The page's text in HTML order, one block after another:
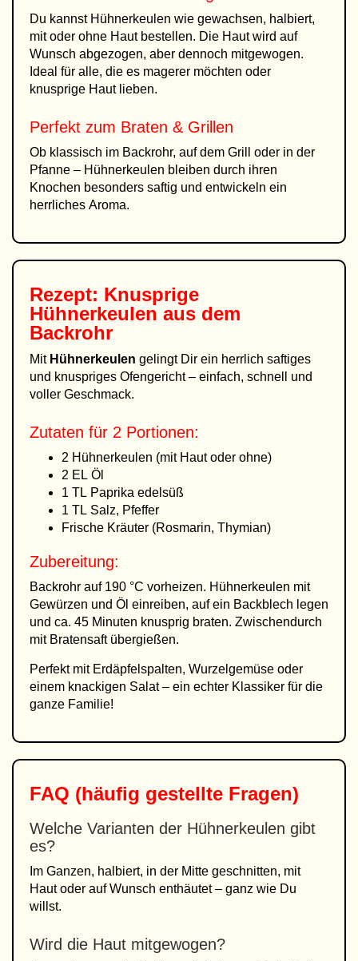
Du kannst Hühnerkeulen wie gewachsen, halbiert,
mit oder ohne Haut bestellen. Die Haut wird auf
Wunsch abgezogen, aber dennoch mitgewogen.
Ideal für alle, die es magerer möchten oder
knusprige Haut lieben.
Perfekt zum Braten & Grillen
Ob klassisch im Backrohr, auf dem Grill oder in der
Pfanne – Hühnerkeulen bleiben durch ihren
Knochen besonders saftig und entwickeln ein
herrliches Aroma.
Rezept: Knusprige
Hühnerkeulen aus dem
Backrohr
Mit Hühnerkeulen gelingt Dir ein herrlich saftiges
und knuspriges Ofengericht – einfach, schnell und
voller Geschmack.
Zutaten für 2 Portionen:
2 Hühnerkeulen (mit Haut oder ohne)
2 EL Öl
1 TL Paprika edelsüß
1 TL Salz, Pfeffer
Frische Kräuter (Rosmarin, Thymian)
Zubereitung:
Backrohr auf 190 °C vorheizen. Hühnerkeulen mit
Gewürzen und Öl einreiben, auf ein Backblech legen
und ca. 45 Minuten knusprig braten. Zwischendurch
mit Bratensaft übergießen.
Perfekt mit Erdäpfelspalten, Wurzelgemüse oder
einem knackigen Salat – ein echter Klassiker für die
ganze Familie!
FAQ (häufig gestellte Fragen)
Welche Varianten der Hühnerkeulen gibt
es?
Im Ganzen, halbiert, in der Mitte geschnitten, mit
Haut oder auf Wunsch enthäutet – ganz wie Du
willst.
Wird die Haut mitgewogen?